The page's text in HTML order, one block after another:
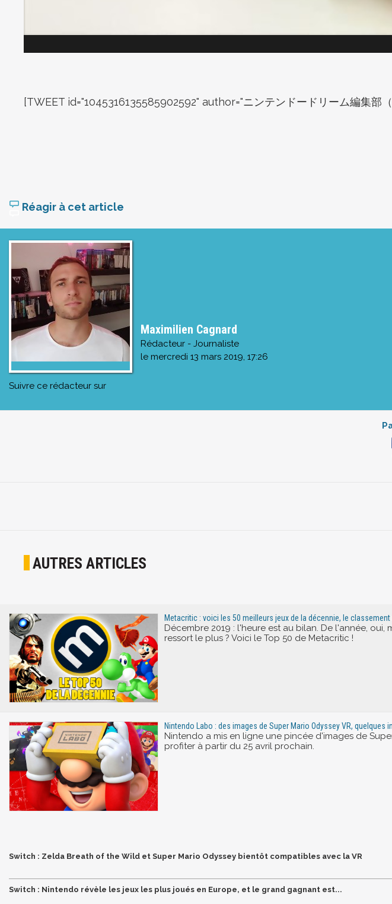
[TWEET id="1045316135585902592" author="ニンテンドードリーム編集部
Réagir à cet article
Maximilien Cagnard
Rédacteur - Journaliste
le mercredi 13 mars 2019, 17:26
Suivre ce rédacteur sur
AUTRES ARTICLES
Metacritic : voici les 50 meilleurs jeux de la décennie, le classement
Décembre 2019 : l'heure est au bilan. De l'année,
ressort le plus ? Voici le Top 50 de Metacritic !
Nintendo Labo : des images de Super Mario Odyssey VR, quelques
Nintendo a mis en ligne une pincée d'images de
profiter à partir du 25 avril prochain.
Switch : Zelda Breath of the Wild et Super Mario Odyssey bientôt compatibles avec la VR
Switch : Nintendo révèle les jeux les plus joués en Europe, et le grand gagnant est...